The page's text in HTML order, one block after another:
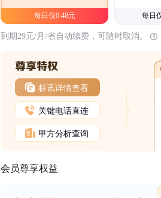
每日仅0.48元 每日
到期29元/月/省自动续费，可随时取消。
标讯详情查看
关键电话直连
甲方分析查询
会员尊享权益